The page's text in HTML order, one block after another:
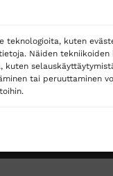
teknologioita, kuten
Näiden tekniikoiden
tai peruuttaminen
halvalla!
kuluttajille